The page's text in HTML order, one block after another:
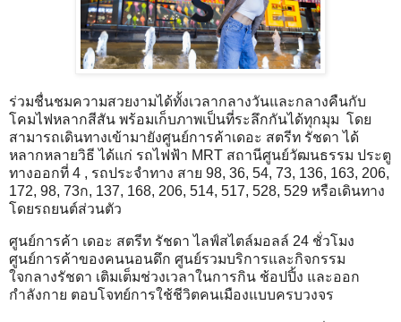
ร่วมชื่นชมความสวยงามได้ทั้งเวลากลางวันและกลางคืนกับ
โคมไฟหลากสีสัน พร้อมเก็บภาพเป็นที่ระลึกกันได้ทุกมุม โดย
สามารถเดินทางเข้ามายังศูนย์การค้าเดอะ สตรีท รัชดา ได้
หลากหลายวิธี ได้แก่ รถไฟฟ้า MRT สถานีศูนย์วัฒนธรรม ประตู
ทางออกที่ 4 , รถประจำทาง สาย 98, 36, 54, 73, 136, 163, 206,
172, 98, 73ก, 137, 168, 206, 514, 517, 528, 529 หรือเดินทาง
โดยรถยนต์ส่วนตัว
ศูนย์การค้า เดอะ สตรีท รัชดา ไลฟ์สไตล์มอลล์ 24 ชั่วโมง
ศูนย์การค้าของคนนอนดึก ศูนย์รวมบริการและกิจกรรม
ใจกลางรัชดา เติมเต็มช่วงเวลาในการกิน ช้อปปิ้ง และออก
กำลังกาย ตอบโจทย์การใช้ชีวิตคนเมืองแบบครบวงจร